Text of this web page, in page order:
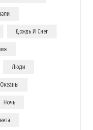
Дождь И Снег
Люди
Ночь